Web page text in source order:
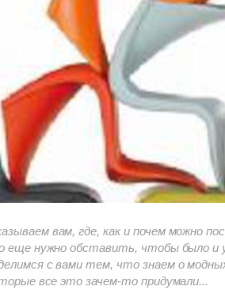
вам, где, как и почем можно
еще нужно обставить, чтобы было и
с вами тем, что знаем о
все это зачем-то придумали...